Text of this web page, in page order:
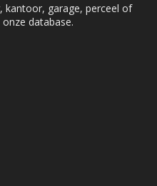
kantoor, garage, perceel of
database.